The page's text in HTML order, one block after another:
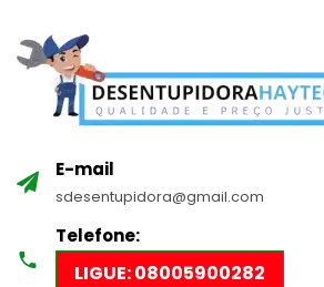
E-mail
sdesentupidora@gmail.com
Telefone:
LIGUE: 08005900282